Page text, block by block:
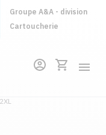
Groupe A&A - division
Cartoucherie